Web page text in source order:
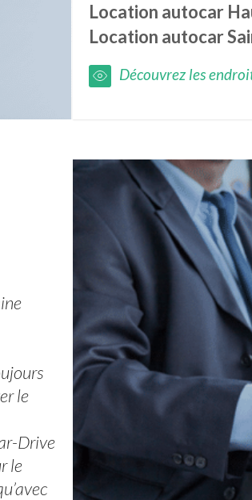
Location autocar
Location autocar
Découvrez les
le
Drive
le